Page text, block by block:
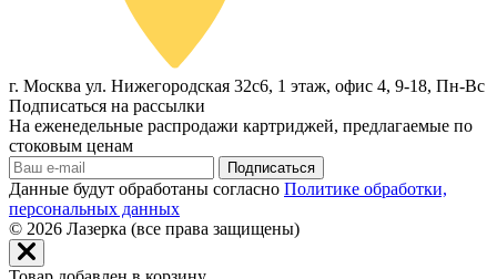
г. Москва ул. Нижегородская 32с6, 1 этаж, офис 4, 9-18, Пн-Вс
Подписаться на рассылки
На еженедельные распродажи картриджей, предлагаемые по
стоковым ценам
Подписаться
Данные будут обработаны согласно Политике обработки,
персональных данных
© 2026 Лазерка (все права защищены)